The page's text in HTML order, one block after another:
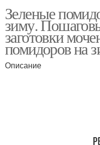
Помидоры в кастрюле
Помидоры с начинкой
Зеленые
зиму.
заготовки
помидоров на
Описание